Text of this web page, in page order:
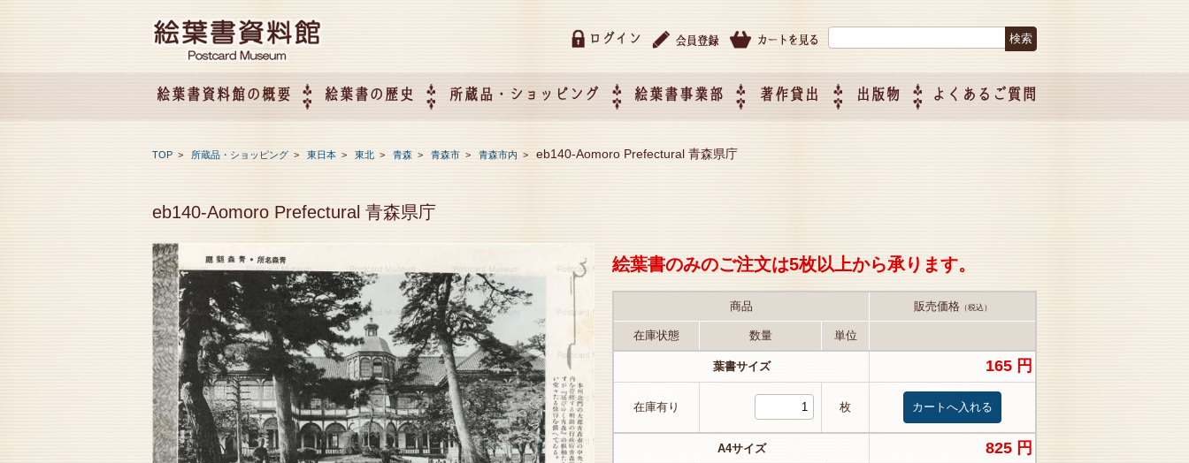
ログイン
絵葉書資料館の概要 絵葉書の歴史 所蔵品・ショッピング 絵葉書事業部
て
作）について
著作貸出 出版物 よくあるご質問
TOP > 所蔵品・ショッピング > 東日本 > 東北 > 青森 > 青森市 > 青森市内 >eb140-Aomoro Prefectural 青森県庁
eb140-Aomoro Prefectural 青森県庁
絵葉書のみのご注文は5枚以上から承ります。
商品 販売価格（税込）
在庫状態 数量 単位
葉書サイズ 165 円
在庫有り 枚
A4サイズ 825 円